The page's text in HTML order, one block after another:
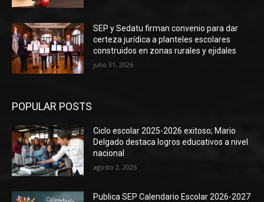
SEP y Sedatu firman convenio para dar
certeza jurídica a planteles escolares
construidos en zonas rurales y ejidales
julio 31, 2026
POPULAR POSTS
Ciclo escolar 2025-2026 exitoso; Mario
Delgado destaca logros educativos a nivel
nacional
agosto 2, 2026
Publica SEP Calendario Escolar 2026-2027